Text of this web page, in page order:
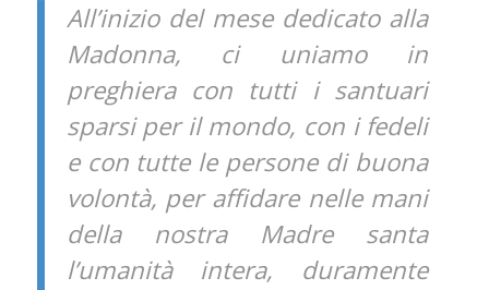
All’inizio del mese dedicato alla
Madonna, ci uniamo in
preghiera con tutti i santuari
sparsi per il mondo, con i fedeli
e con tutte le persone di buona
volontà, per affidare nelle mani
della nostra Madre santa
l’umanità intera, duramente